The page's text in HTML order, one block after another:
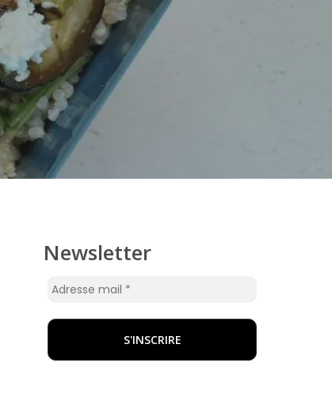
Newsletter